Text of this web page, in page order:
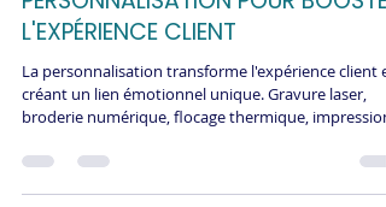
LES TECHNIQUES DE
L'EXPÉRIENCE CLIENT
La personnalisation transforme l'expérience client
broderie numérique, flocage thermique, impression
directe : ces techniques créent des articles